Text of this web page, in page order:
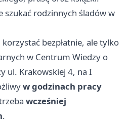
szukać rodzinnych śladów w
bezpłatnie, ale tylko
w Centrum Wiedzy o
ul. Krakowskiej 4, na I
w godzinach pracy
wcześniej
.